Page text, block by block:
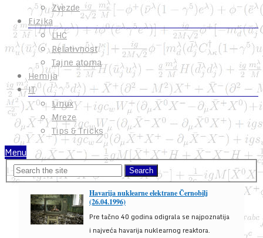
Zvezde
Fizika
LHC
Relativnost
Tajne atoma
Hemija
IT
Linux
Mreze
Tips & Tricks
Menu
Havarija nuklearne elektrane Černobilj
(26.04.1996)
Pre tačno 40 godina odigrala se najpoznatija
i najveća havarija nuklearnog reaktora.